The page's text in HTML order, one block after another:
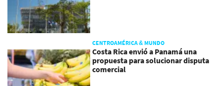
CENTROAMÉRICA & MUNDO
Costa Rica envió a Panamá una
propuesta para solucionar disputa
comercial